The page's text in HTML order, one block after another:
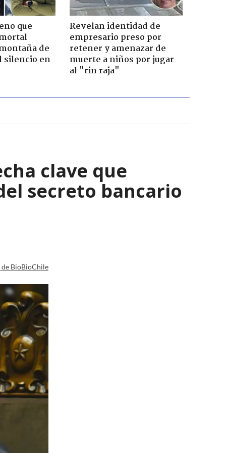
que
de
silencio en
Revelan identidad de
empresario preso por
retener y amenazar de
muerte a niños por jugar
al "rin raja"
clave que
secreto bancario
BioBioChile